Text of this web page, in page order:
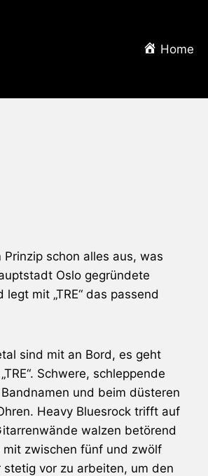
Home
schon alles aus, was
Oslo gegründete
mit „TRE“ das passend
sind mit an Bord, es geht
Schwere, schleppende
und beim düsteren
Heavy Bluesrock trifft auf
walzen betörend
zwischen fünf und zwölf
vor zu arbeiten, um den